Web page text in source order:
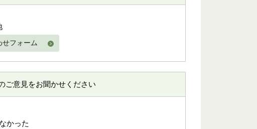
せフォーム
ご意見をお聞かせください
かった